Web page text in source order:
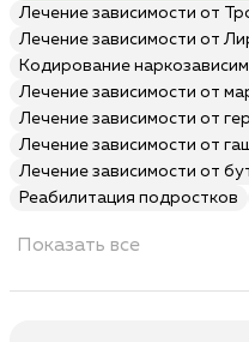
Лечение зависимости от
Лечение зависимости от
Кодирование
Лечение зависимости от
Лечение зависимости от
Лечение зависимости от
Лечение зависимости от
Реабилитация подростков
Показать все